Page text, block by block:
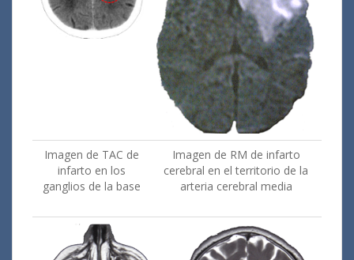
Imagen de TAC de
infarto en los
ganglios de la base
Imagen de RM de infarto
cerebral en el territorio de la
arteria cerebral media